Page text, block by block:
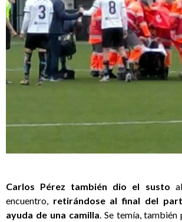
Carlos Pérez también dio el susto
encuentro, retirándose al final del
ayuda de una camilla . Se temía,